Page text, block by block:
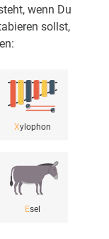
wenn Du
sollst,
Xylophon
Esel